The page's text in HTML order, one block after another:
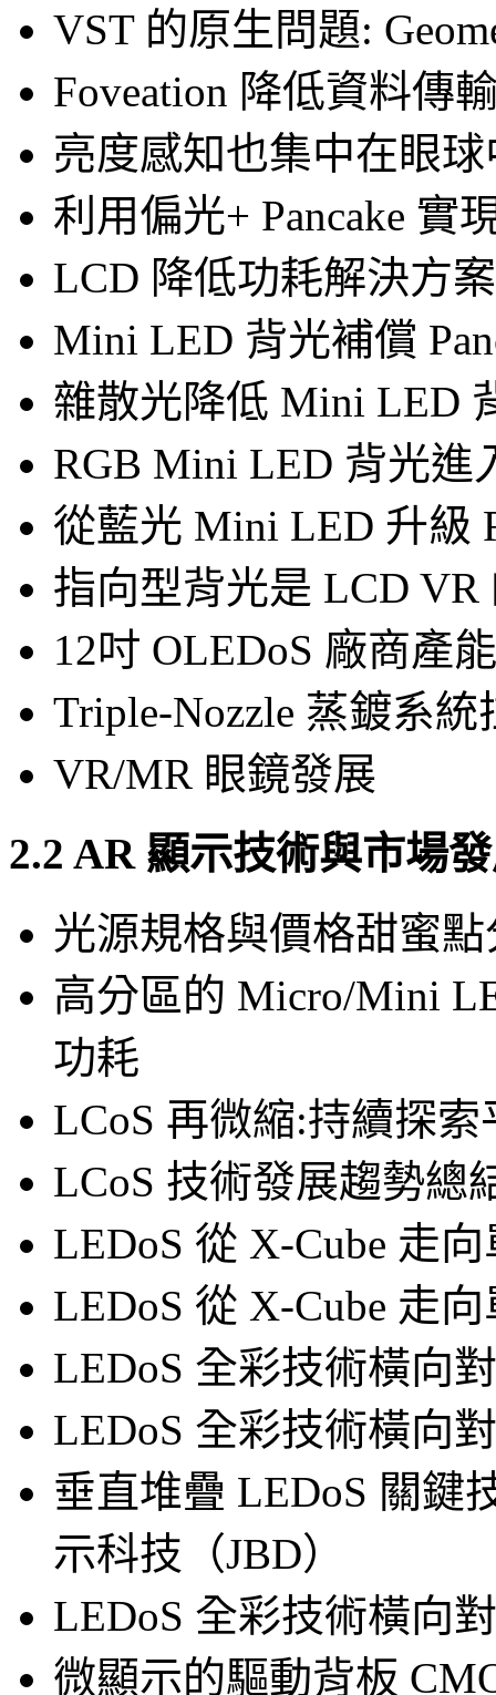
VST 的原生問題:
Foveation 降低資料傳
亮度感知也集中在眼球
利用偏光+ Pancake 實
LCD 降低功耗解決方案
Mini LED 背光補償
雜散光降低 Mini LED
RGB Mini LED 背光進
從藍光 Mini LED 升級
指向型背光是 LCD VR
12吋 OLEDoS 廠商產
Triple-Nozzle 蒸鍍系統
VR/MR 眼鏡發展
2.2 AR 顯示技術與市場
光源規格與價格甜蜜點
高分區的 Micro/Mini
功耗
LCoS 再微縮:持續探
LCoS 技術發展趨勢總
LEDoS 從 X-Cube 走
LEDoS 從 X-Cube 走
LEDoS 全彩技術橫向
LEDoS 全彩技術橫向
垂直堆疊 LEDoS 關鍵
示科技（JBD）
LEDoS 全彩技術橫向
微顯示的驅動背板